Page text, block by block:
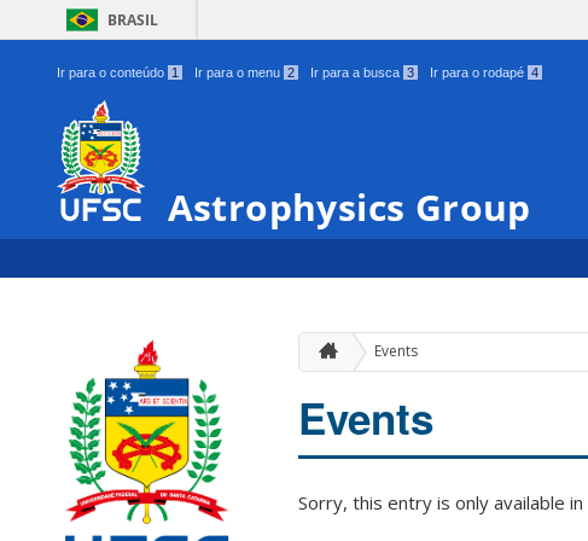
BRASIL
Ir para o conteúdo 1 Ir para o menu 2 Ir para a busca 3 Ir para o rodapé 4
Astrophysics Group
Events
Events
Sorry, this entry is only available in